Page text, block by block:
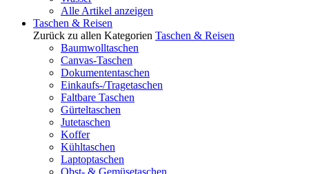
Alle Artikel anzeigen
Taschen & Reisen
Zurück zu allen Kategorien Taschen & Reisen
Baumwolltaschen
Canvas-Taschen
Dokumententaschen
Einkaufs-/Tragetaschen
Faltbare Taschen
Gürteltaschen
Jutetaschen
Koffer
Kühltaschen
Laptoptaschen
Obst- & Gemüsetaschen